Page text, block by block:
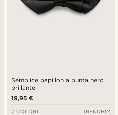
Semplice papillon a punta nero
brillante
19,95 €
7 COLORI TRENDHIM